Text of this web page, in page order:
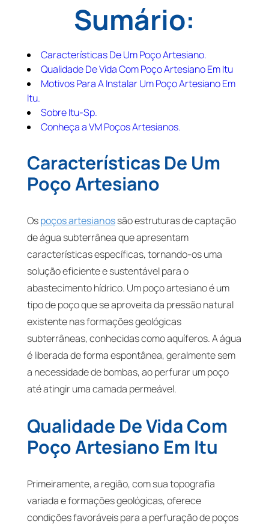
Sumário:
Características De Um Poço Artesiano.
Qualidade De Vida Com Poço Artesiano Em Itu
Motivos Para A Instalar Um Poço Artesiano Em
Itu.
Sobre Itu-Sp.
Conheça a VM Poços Artesianos.
Características De Um
Poço Artesiano
Ospoços artesianossão estruturas de captação
de água subterrânea que apresentam
características específicas, tornando-os uma
solução eficiente e sustentável para o
abastecimento hídrico. Um poço artesiano é um
tipo de poço que se aproveita da pressão natural
existente nas formações geológicas
subterrâneas, conhecidas como aquíferos. A água
é liberada de forma espontânea, geralmente sem
a necessidade de bombas, ao perfurar um poço
até atingir uma camada permeável.
Qualidade De Vida Com
Poço Artesiano Em Itu
Primeiramente, a região, com sua topografia
variada e formações geológicas, oferece
condições favoráveis para a perfuração de poços